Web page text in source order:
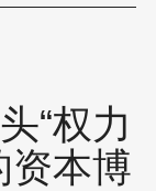
“权力
资本博